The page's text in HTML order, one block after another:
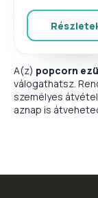
A(z) popcorn
válogathatsz.
személyes
aznap is